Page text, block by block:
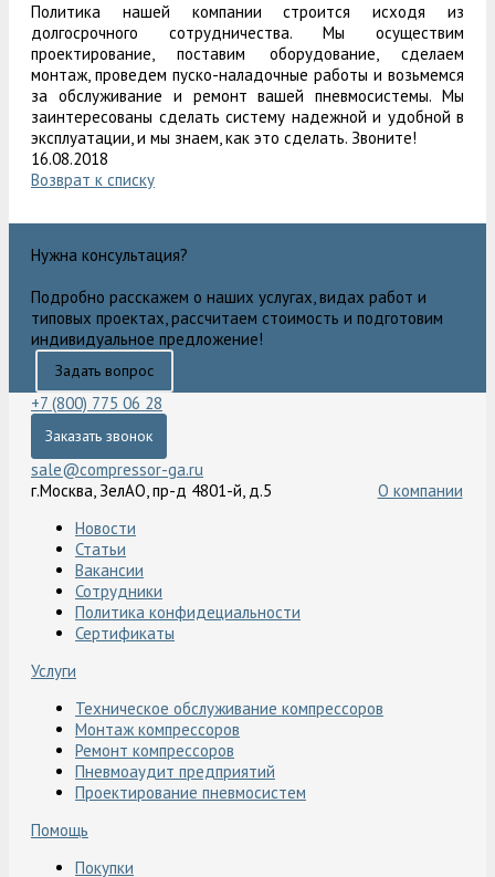
Политика нашей компании строится исходя из
долгосрочного сотрудничества. Мы осуществим
проектирование, поставим оборудование, сделаем
монтаж, проведем пуско-наладочные работы и возьмемся
за обслуживание и ремонт вашей пневмосистемы. Мы
заинтересованы сделать систему надежной и удобной в
эксплуатации, и мы знаем, как это сделать. Звоните!
16.08.2018
Возврат к списку
Нужна консультация?
Подробно расскажем о наших услугах, видах работ и
типовых проектах, рассчитаем стоимость и подготовим
индивидуальное предложение!
Задать вопрос
+7 (800) 775 06 28
Заказать звонок
sale@compressor-ga.ru
г.Москва, ЗелАО, пр-д 4801-й, д.5
О компании
Новости
Статьи
Вакансии
Сотрудники
Политика конфидециальности
Сертификаты
Услуги
Техническое обслуживание компрессоров
Монтаж компрессоров
Ремонт компрессоров
Пневмоаудит предприятий
Проектирование пневмосистем
Помощь
Покупки